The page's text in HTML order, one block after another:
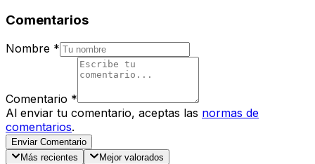
Comentarios
Nombre *
Comentario *
Al enviar tu comentario, aceptas las normas de
comentarios.
Enviar Comentario
Más recientes
Mejor valorados